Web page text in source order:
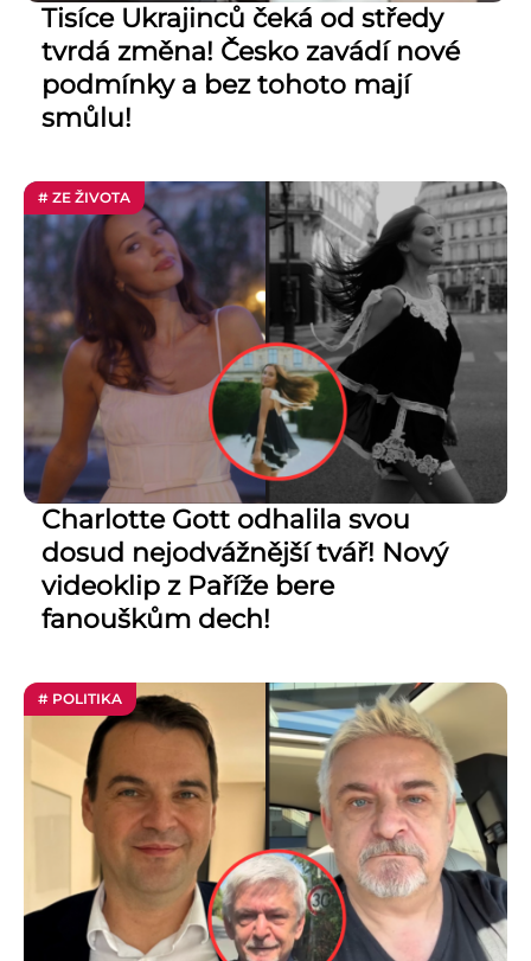
Tisíce Ukrajinců čeká od středy
tvrdá změna! Česko zavádí nové
podmínky a bez tohoto mají
smůlu!
# ZE ŽIVOTA
Charlotte Gott odhalila svou
dosud nejodvážnější tvář! Nový
videoklip z Paříže bere
fanouškům dech!
# POLITIKA